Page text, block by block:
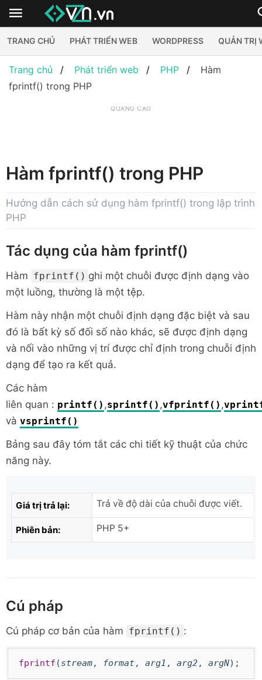
TRANG CHỦ PHÁT TRIỂN WEB WORDPRESS QUẢN TRỊ
Trang chủ Phát triển web PHP
Hàm
fprintf() trong PHP
QUẢNG CÁO
Hàm fprintf() trong PHP
Hướng dẫn cách sử dụng hàm fprintf() trong lập trình
PHP
Tác dụng của hàm fprintf()
Hàm fprintf() ghi một chuỗi được định dạng vào
một luồng, thường là một tệp.
Hàm này nhận một chuỗi định dạng đặc biệt và sau
đó là bất kỳ số đối số nào khác, sẽ được định dạng
và nối vào những vị trí được chỉ định trong chuỗi định
dạng để tạo ra kết quả.
Các hàm
liên quan : printf() ,sprintf() ,vfprintf() ,
và vsprintf()
Bảng sau đây tóm tắt các chi tiết kỹ thuật của chức
năng này.
Giá trị trả lại: Trả về độ dài của chuỗi được viết.
Phiên bản: PHP 5+
Cú pháp
Cú pháp cơ bản của hàm fprintf() :
fprintf (stream, format, arg1 , arg2, argN);